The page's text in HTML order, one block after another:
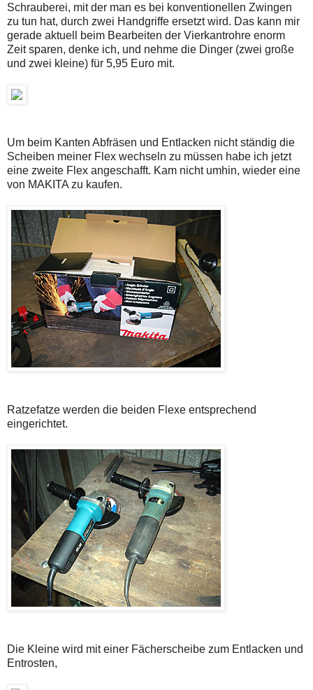
Schrauberei, mit der man es bei konventionellen Zwingen
zu tun hat, durch zwei Handgriffe ersetzt wird. Das kann mir
gerade aktuell beim Bearbeiten der Vierkantrohre enorm
Zeit sparen, denke ich, und nehme die Dinger (zwei große
und zwei kleine) für 5,95 Euro mit.
Um beim Kanten Abfräsen und Entlacken nicht ständig die
Scheiben meiner Flex wechseln zu müssen habe ich jetzt
eine zweite Flex angeschafft. Kam nicht umhin, wieder eine
von MAKITA zu kaufen.
Ratzefatze werden die beiden Flexe entsprechend
eingerichtet.
Die Kleine wird mit einer Fächerscheibe zum Entlacken und
Entrosten,